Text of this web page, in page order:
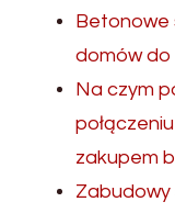
Betonowe
domów
Na czym
zakupem